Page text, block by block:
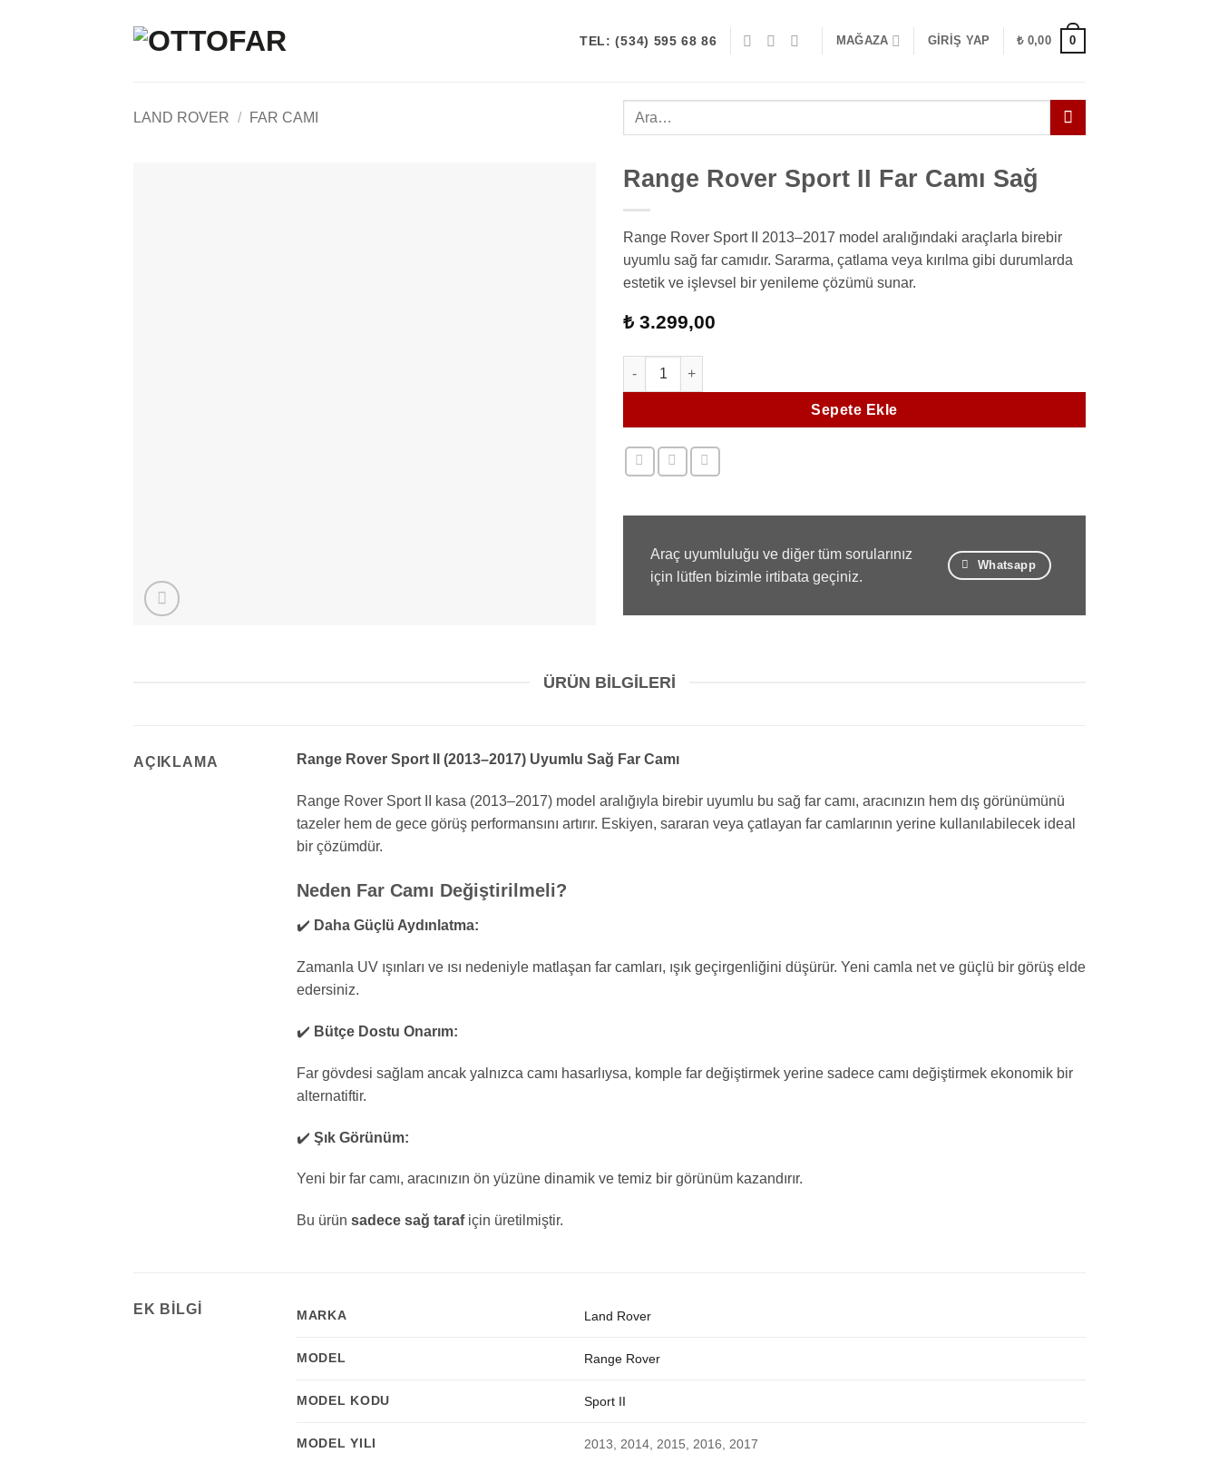
TEL: (534) 595 68 86 MAĞAZA GIRIŞ YAP ₺0,00 0
LAND ROVER / FAR CAMI
Ara:
Range Rover Sport II Far Camı Sağ
Range Rover Sport II 2013–2017 model aralığındaki araçlarla birebir
uyumlu sağ far camıdır. Sararma, çatlama veya kırılma gibi durumlarda
estetik ve işlevsel bir yenileme çözümü sunar.
₺ 3.299,00
Range Rover Sport II Far Camı Sağ adet
Sepete Ekle
Araç uyumluluğu ve diğer tüm sorularınız
için lütfen bizimle irtibata geçiniz.
Whatsapp
ÜRÜN BILGILERI
AÇIKLAMA Range Rover Sport II (2013–2017) Uyumlu Sağ Far Camı
Range Rover Sport II kasa (2013–2017) model aralığıyla birebir uyumlu bu sağ far camı, aracınızın hem dış görünümünü
tazeler hem de gece görüş performansını artırır. Eskiyen, sararan veya çatlayan far camlarının yerine kullanılabilecek ideal
bir çözümdür.
Neden Far Camı Değiştirilmeli?
✔️ Daha Güçlü Aydınlatma:
Zamanla UV ışınları ve ısı nedeniyle matlaşan far camları, ışık geçirgenliğini düşürür. Yeni camla net ve güçlü bir görüş elde
edersiniz.
✔️ Bütçe Dostu Onarım:
Far gövdesi sağlam ancak yalnızca camı hasarlıysa, komple far değiştirmek yerine sadece camı değiştirmek ekonomik bir
alternatiftir.
✔️ Şık Görünüm:
Yeni bir far camı, aracınızın ön yüzüne dinamik ve temiz bir görünüm kazandırır.
Bu ürün sadece sağ tarafiçin üretilmiştir.
EK BILGI MARKA Land Rover
MODEL Range Rover
MODEL KODU Sport II
MODEL YILI 2013, 2014, 2015, 2016, 2017